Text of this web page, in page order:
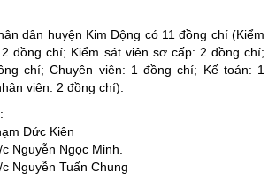
dân huyện Kim Động có 11 đồng chí (Kiểm
đồng chí; Kiểm sát viên sơ cấp: 2 đồng chí;
chí; Chuyên viên: 1 đồng chí; Kế toán: 1
viên: 2 đồng chí).
Đức Kiên
Nguyễn Ngọc Minh.
Nguyễn Tuấn Chung